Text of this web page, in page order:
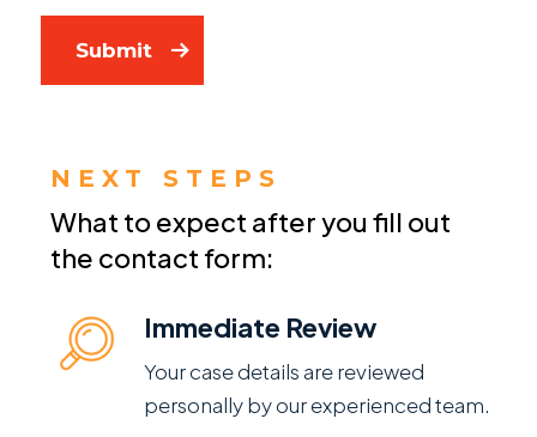
Submit
NEXT STEPS
What to expect after you fill out
the contact form:
Immediate Review
Your case details are reviewed
personally by our experienced team.